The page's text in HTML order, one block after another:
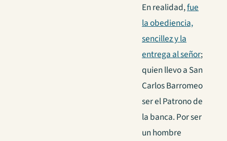
En realidad,fue
la obediencia,
sencillez y la
entrega al señor;
quien llevo a San
Carlos Barromeo
ser el Patrono de
la banca. Por ser
un hombre